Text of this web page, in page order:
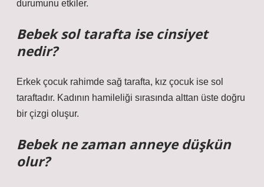
durumunu etkiler.
Bebek sol tarafta ise cinsiyet
nedir?
Erkek çocuk rahimde sağ tarafta, kız çocuk ise sol
taraftadır. Kadının hamileliği sırasında alttan üste doğru
bir çizgi oluşur.
Bebek ne zaman anneye düşkün
olur?